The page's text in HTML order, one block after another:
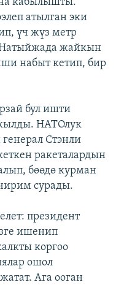
кабылышты.
атылган эки
үч жүз метр
Натыйжада жайкын
набыт кетип, бир
бул ишти
НАТОлук
Стэнли
ракеталардын
бөөдө курман
сурады.
президент
ишенип
коргоо
ошол
Ага ооган